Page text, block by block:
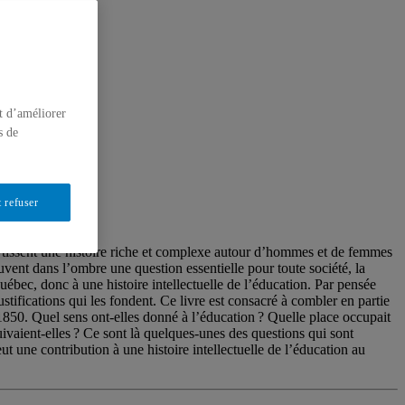
une histoire riche et complexe autour d’hommes et de femmes
dans l’ombre une question essentielle pour toute société, la
donc à une histoire intellectuelle de l’éducation. Par pensée
qui les fondent. Ce livre est consacré à combler en partie
Quel sens ont-elles donné à l’éducation ? Quelle place occupait
elles ? Ce sont là quelques-unes des questions qui sont
une contribution à une histoire intellectuelle de l’éducation au
d’améliorer
de
refuser